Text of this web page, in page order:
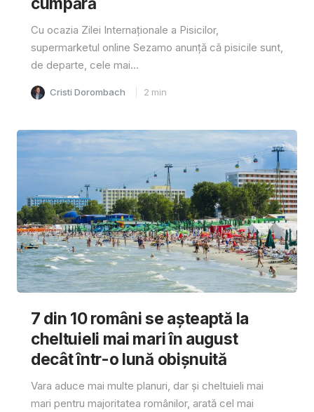
Cu ocazia Zilei Internaționale a Pisicilor,
supermarketul online Sezamo anunță că pisicile sunt,
de departe, cele mai...
Cristi Dorombach 2 min
7 din 10 români se așteaptă la
cheltuieli mai mari în august
decât într-o lună obișnuită
Vara aduce mai multe planuri, dar și cheltuieli mai
mari pentru majoritatea românilor, arată cel mai